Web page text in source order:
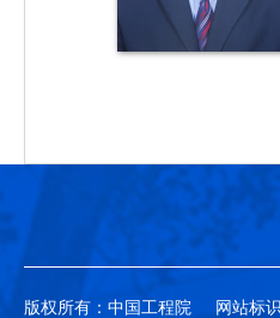
版权所有：中国工程院 网站标